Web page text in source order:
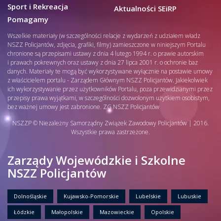
Sport i Rekreacja
Pomagamy
Aktualności SEiRP
Wszelkie materiały (w szczególności relacje z wydarzeń z udziałem władz
NSZZ Policjantów, zdjęcia, grafiki, filmy) zamieszczone w niniejszym Portalu
chronione są przepisami ustawy z dnia 4 lutego 1994 r. o prawie autorskim
i prawach pokrewnych oraz ustawy z dnia 27 lipca 2001 r. o ochronie baz
danych. Materiały te mogą być wykorzystywane wyłącznie na postawie umowy
z właścicielem portalu - Zarządem Głównym NSZZ Policjantów. Jakiekolwiek
ich wykorzystywanie przez użytkowników Portalu, poza przewidzianymi przez
przepisy prawa wyjątkami, w szczególności dozwolonym użytkiem osobistym,
bez ważnej umowy jest zabronione. ZG NSZZ Policjantów
NSZZP © Niezależny Samorządny Związek Zawodowy Policjantów | 2016.
Wszystkie prawa zastrzeżone.
Zarządy Wojewódzkie i Szkolne
NSZZ Policjantów
Dolnośląskie Kujawsko-Pomorskie Lubelskie Lubuskie
Łódzkie Małopolskie Mazowieckie Opolskie